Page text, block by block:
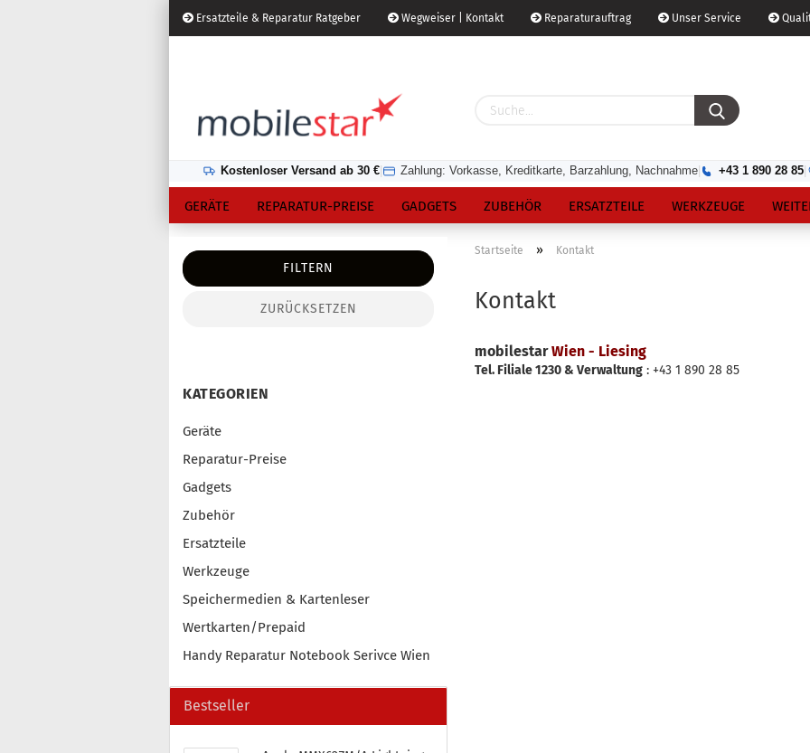
Ersatzteile & Reparatur Ratgeber Wegweiser | Kontakt Reparaturauftrag Unser Service
Kostenloser Versand ab 30 € Zahlung: Vorkasse, Kreditkarte, Barzahlung, Nachnahme +43 1 890 28 85
GERÄTE REPARATUR-PREISE GADGETS ZUBEHÖR ERSATZTEILE WERKZEUGE
Startseite » Kontakt
Kontakt
mobilestarWien - Liesing
Tel. Filiale 1230 & Verwaltung : +43 1 890 28 85
FILTERN
ZURÜCKSETZEN
KATEGORIEN
Geräte
Reparatur-Preise
Gadgets
Zubehör
Ersatzteile
Werkzeuge
Speichermedien & Kartenleser
Wertkarten/Prepaid
Handy Reparatur Notebook Serivce Wien
Bestseller